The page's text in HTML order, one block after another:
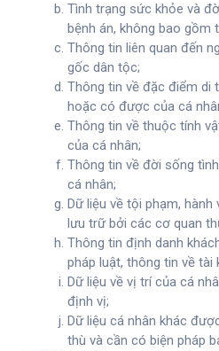
Tình trạng sức khỏe và
bệnh án, không bao gồm
Thông tin liên quan đến
gốc dân tộc;
Thông tin về đặc điểm di
hoặc có được của cá
Thông tin về thuộc tính
của cá nhân;
Thông tin về đời sống
cá nhân;
Dữ liệu về tội phạm,
lưu trữ bởi các cơ quan
Thông tin định danh
pháp luật, thông tin về tài
Dữ liệu về vị trí của cá
định vị;
Dữ liệu cá nhân khác
thù và cần có biện pháp